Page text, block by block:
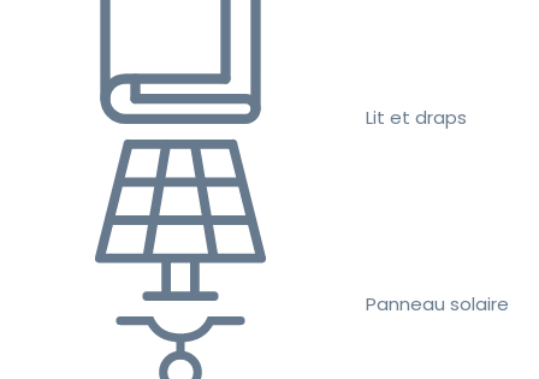
Lit et draps
Panneau solaire